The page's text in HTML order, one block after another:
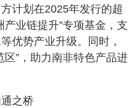
计划在2025年发行的超
业链提升”专项基金，支
优势产业升级。同时，
”，助力南非特色产品进
之桥